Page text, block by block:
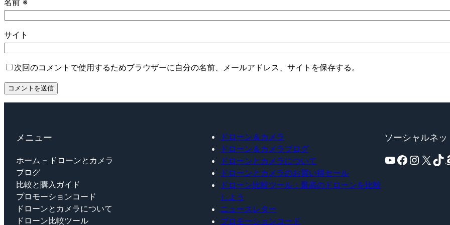
名前 ※
サイト
次回のコメントで使用するためブラウザーに自分の名前、メールアドレス、サイトを保存する。
メニュー
ホーム – ドローンとカメラ
ブログ
比較と購入ガイド
プロモーションコード
ドローンとカメラについて
ドローン比較ツール
ドローン＆カメラ
ドローン＆カメラブログ
ドローンとカメラについて
ドローンとカメラのお買い得セール
ドローン比較ツール：最高のドローンを比較
しよう
ニュースレター
プロモーションコード
ソーシャルネッ
YouTube Facebook Instagram X TikTok